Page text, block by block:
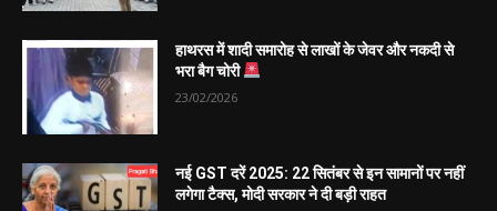
हाथरस में शादी समारोह से लाखों के जेवर और नकदी से
भरा बैग चोरी
23/02/2026
नई GST दरें 2025: 22 सितंबर से इन सामानों पर नहीं
लगेगा टैक्स, मोदी सरकार ने दी बड़ी राहत